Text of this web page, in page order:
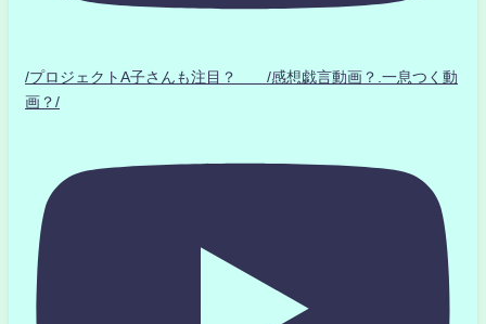
/プロジェクトA子さんも注目？ /感想戯言動画？.一息つく動
画？/